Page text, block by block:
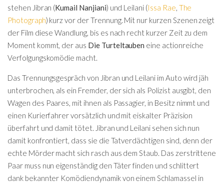
stehen Jibran (Kumail Nanjiani) und Leilani (Issa Rae The
Photograph) kurz vor der Trennung. Mit nur kurzen Szenen zeigt
der Film diese Wandlung, bis es nach recht kurzer Zeit zu dem
Moment kommt, der aus Die Turteltauben eine actionreiche
Verfolgungskomödie macht.
Das Trennungsgespräch von Jibran und Leilani im Auto wird jäh
unterbrochen, als ein Fremder, der sich als Polizist ausgibt, den
Wagen des Paares, mit ihnen als Passagier, in Besitz nimmt und
einen Kurierfahrer vorsätzlich und mit eiskalter Präzision
überfahrt und damit tötet. Jibran und Leilani sehen sich nun
damit konfrontiert, dass sie die Tatverdächtigen sind, denn der
echte Mörder macht sich rasch aus dem Staub. Das zerstrittene
Paar muss nun eigenständig den Täter finden und schlittert
dank bekannter Komödiendynamik von einem Schlamassel in